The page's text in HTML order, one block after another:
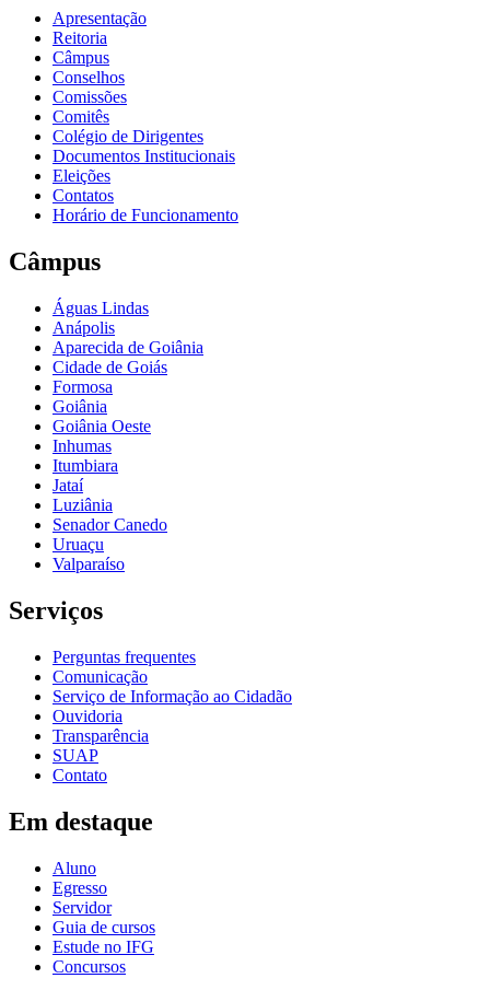
Apresentação
Reitoria
Câmpus
Conselhos
Comissões
Comitês
Colégio de Dirigentes
Documentos Institucionais
Eleições
Contatos
Horário de Funcionamento
Câmpus
Águas Lindas
Anápolis
Aparecida de Goiânia
Cidade de Goiás
Formosa
Goiânia
Goiânia Oeste
Inhumas
Itumbiara
Jataí
Luziânia
Senador Canedo
Uruaçu
Valparaíso
Serviços
Perguntas frequentes
Comunicação
Serviço de Informação ao Cidadão
Ouvidoria
Transparência
SUAP
Contato
Em destaque
Aluno
Egresso
Servidor
Guia de cursos
Estude no IFG
Concursos